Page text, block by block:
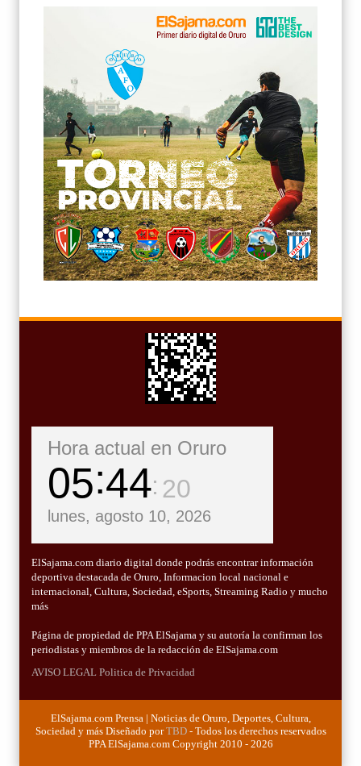
Hora actual en Oruro
05 44 22
lunes, agosto 10, 2026
ElSajama.com diario digital donde podrás encontrar información
deportiva destacada de Oruro, Informacion local nacional e
internacional, Cultura, Sociedad, eSports, Streaming Radio y mucho
más
Página de propiedad de PPA ElSajama y su autoría la confirman los
periodistas y miembros de la redacción de ElSajama.com
AVISO LEGAL Politica de Privacidad
ElSajama.com Prensa | Noticias de Oruro, Deportes, Cultura,
Sociedad y más Diseñado porTBD- Todos los derechos reservados
PPA ElSajama.com Copyright 2010 - 2026